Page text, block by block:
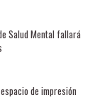
Salud Mental fallará
de impresión